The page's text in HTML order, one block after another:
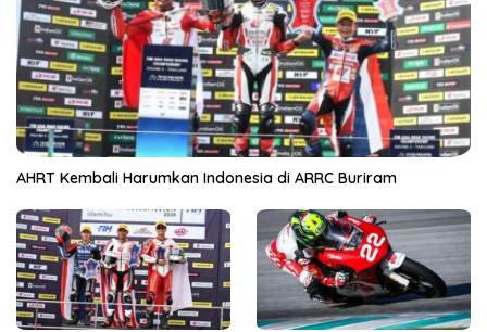
AHRT Kembali Harumkan Indonesia di ARRC Buriram